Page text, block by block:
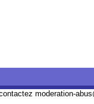
moderation-